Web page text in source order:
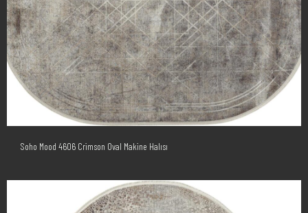
Soho Mood 4606 Crimson Oval Makine Halısı